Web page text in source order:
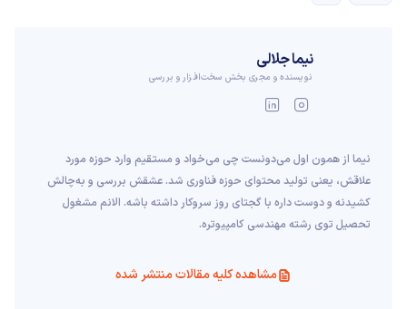
نیما جلالی
نویسنده و مجری بخش سخت‌افزار و بررسی
نیما از همون اول می‌دونست چی می‌خواد و مستقیم وارد حوزه مورد
علاقش، یعنی تولید محتوای حوزه فناوری شد. عشقش بررسی و به‌چالش
کشیدنه و دوست داره با گجتای روز سروکار داشته باشه. الانم مشغول
تحصیل توی رشته مهندسی کامپیوتره.
مشاهده کلیه مقالات منتشر شده